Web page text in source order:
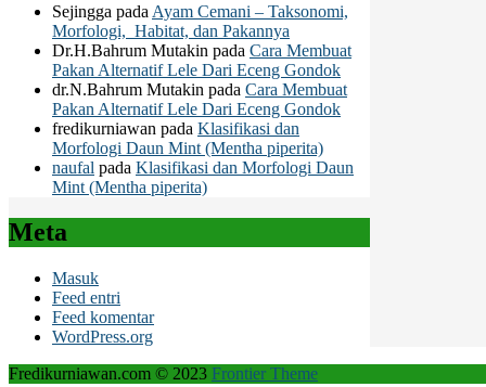
Sejingga pada Ayam Cemani – Taksonomi,
Morfologi, Habitat, dan Pakannya
Dr.H.Bahrum Mutakin pada Cara Membuat
Pakan Alternatif Lele Dari Eceng Gondok
dr.N.Bahrum Mutakin pada Cara Membuat
Pakan Alternatif Lele Dari Eceng Gondok
fredikurniawan pada Klasifikasi dan
Morfologi Daun Mint (Mentha piperita)
naufal pada Klasifikasi dan Morfologi Daun
Mint (Mentha piperita)
Meta
Masuk
Feed entri
Feed komentar
WordPress.org
Fredikurniawan.com © 2023 Frontier Theme